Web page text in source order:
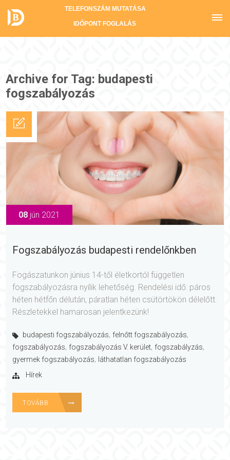
TELEFONSZÁM MUTATÁSA
IDŐPONT FOGLALÁS
Archive for Tag: budapesti
fogszabályozás
08 jún 2021
Fogszabályozás budapesti rendelőnkben
Fogászatunkon június 14-től életkortól független
fogszabályozásra nyílik lehetőség. Rendelési idő: páros
héten hétfőn délután, páratlan héten csütörtökön délelőtt.
Részletekkel hamarosan jelentkezünk!
budapesti fogszabályozás, felnőtt fogszabályozás,
fogszabályozás, fogszabályozás V. kerület, fogszabályzás,
gyermek fogszabályozás, láthatatlan fogszabályozás
Hírek
TOVÁBB